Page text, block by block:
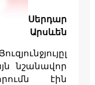
Սերդար
Արսևեն
նշանավոր
էին